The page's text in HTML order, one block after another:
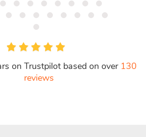
on Trustpilot based on over 130
reviews